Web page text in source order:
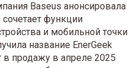
Baseus анонсировала
функции
и мобильной точки
название EnerGeek
в продажу в апреле 2025